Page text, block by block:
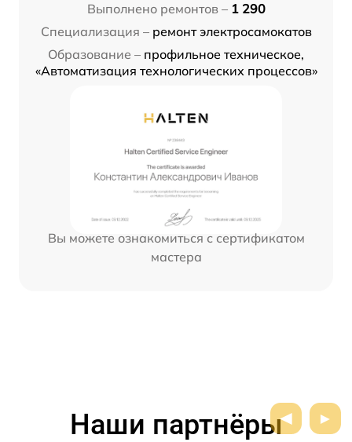
Выполнено ремонтов – 1 290
Специализация – ремонт электросамокатов
Образование – профильное техническое,
«Автоматизация технологических процессов»
Вы можете ознакомиться с сертификатом
мастера
Наши партнёры